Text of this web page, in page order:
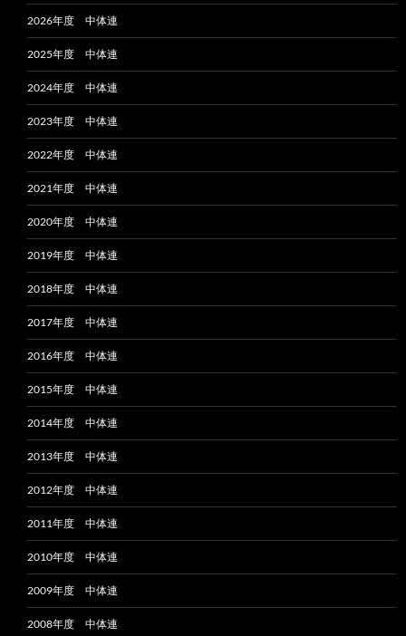
2026年度 中体連
2025年度 中体連
2024年度 中体連
2023年度 中体連
2022年度 中体連
2021年度 中体連
2020年度 中体連
2019年度 中体連
2018年度 中体連
2017年度 中体連
2016年度 中体連
2015年度 中体連
2014年度 中体連
2013年度 中体連
2012年度 中体連
2011年度 中体連
2010年度 中体連
2009年度 中体連
2008年度 中体連